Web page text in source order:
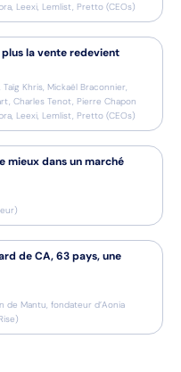
Leexi, Lemlist, Pretto (CEOs)
plus la vente redevient
Khris, Mickaël Braconnier,
Charles Tenot, Pierre Chapon
Leexi, Lemlist, Pretto (CEOs)
mieux dans un marché
)
de CA, 63 pays, une
de Mantu, fondateur d’Aonia
)